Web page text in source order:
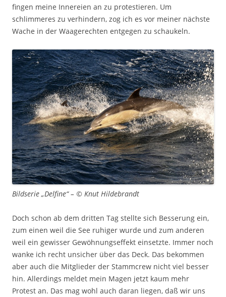
fingen meine Innereien an zu protestieren. Um
schlimmeres zu verhindern, zog ich es vor meiner nächste
Wache in der Waagerechten entgegen zu schaukeln.
Bildserie „Delfine“ – © Knut Hildebrandt
Doch schon ab dem dritten Tag stellte sich Besserung ein,
zum einen weil die See ruhiger wurde und zum anderen
weil ein gewisser Gewöhnungseffekt einsetzte. Immer noch
wanke ich recht unsicher über das Deck. Das bekommen
aber auch die Mitglieder der Stammcrew nicht viel besser
hin. Allerdings meldet mein Magen jetzt kaum mehr
Protest an. Das mag wohl auch daran liegen, daß wir uns